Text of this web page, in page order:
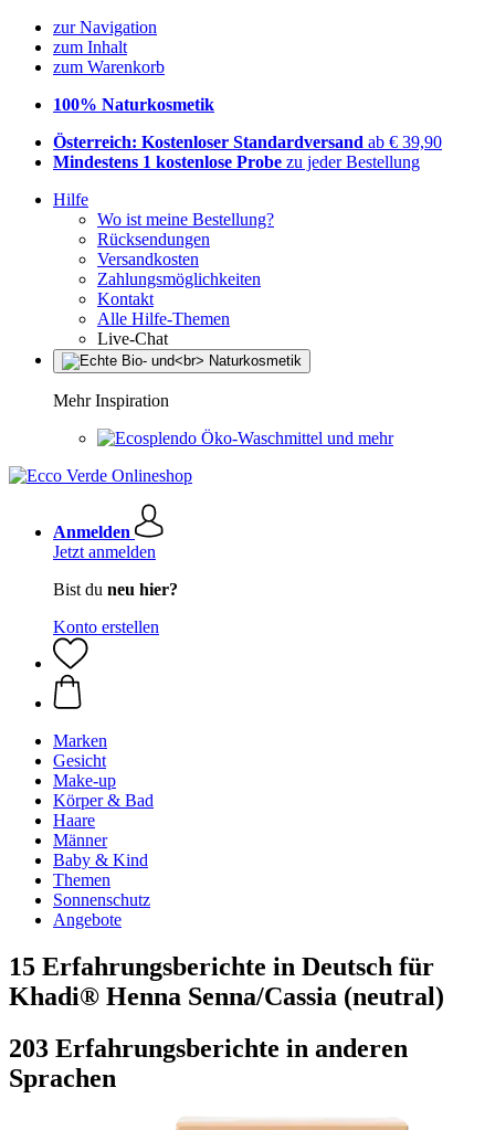
zur Navigation
zum Inhalt
zum Warenkorb
100% Naturkosmetik
Österreich: Kostenloser Standardversand ab € 39,90
Mindestens 1 kostenlose Probe zu jeder Bestellung
Hilfe
Wo ist meine Bestellung?
Rücksendungen
Versandkosten
Zahlungsmöglichkeiten
Kontakt
Alle Hilfe-Themen
Live-Chat
Mehr Inspiration
Öko-Waschmittel und mehr
Anmelden
Jetzt anmelden
Bist du neu hier?
Konto erstellen
Marken
Gesicht
Make-up
Körper & Bad
Haare
Männer
Baby & Kind
Themen
Sonnenschutz
Angebote
15 Erfahrungsberichte in Deutsch für
Khadi® Henna Senna/Cassia (neutral)
203 Erfahrungsberichte in anderen
Sprachen